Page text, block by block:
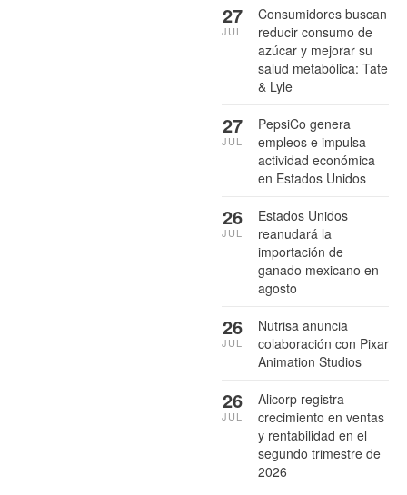
Consumidores buscan
reducir consumo de
azúcar y mejorar su
salud metabólica: Tate
& Lyle
27
JUL
PepsiCo genera
empleos e impulsa
actividad económica
en Estados Unidos
27
JUL
Estados Unidos
reanudará la
importación de
ganado mexicano en
agosto
26
JUL
Nutrisa anuncia
colaboración con Pixar
Animation Studios
26
JUL
Alicorp registra
crecimiento en ventas
y rentabilidad en el
segundo trimestre de
2026
26
JUL